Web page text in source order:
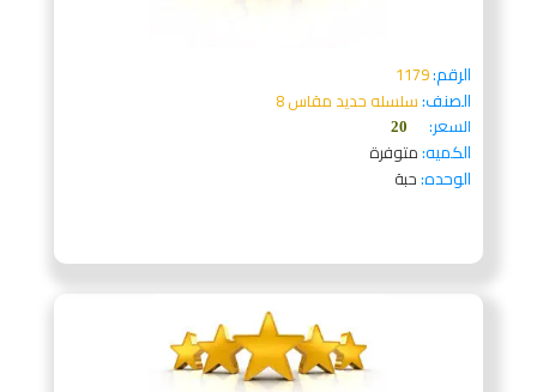
الرقم:1179
الصنف:سلسله حديد مقاس 8
السعر:
20
الكميه:متوفرة
الوحده:حبة